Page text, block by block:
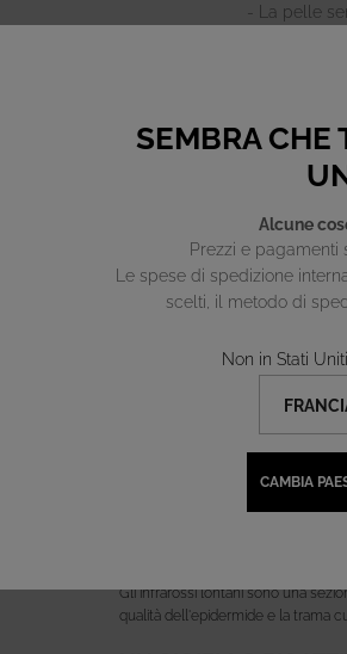
- La pelle
TORMALINA
Gli infrarossi lontani sono una
qualità dell'epidermide e la trama
SEMBRA CHE
Alcune
Prezzi e pagamenti
Le spese di spedizione
scelti, il metodo di
Non in Stati
CAMBIA